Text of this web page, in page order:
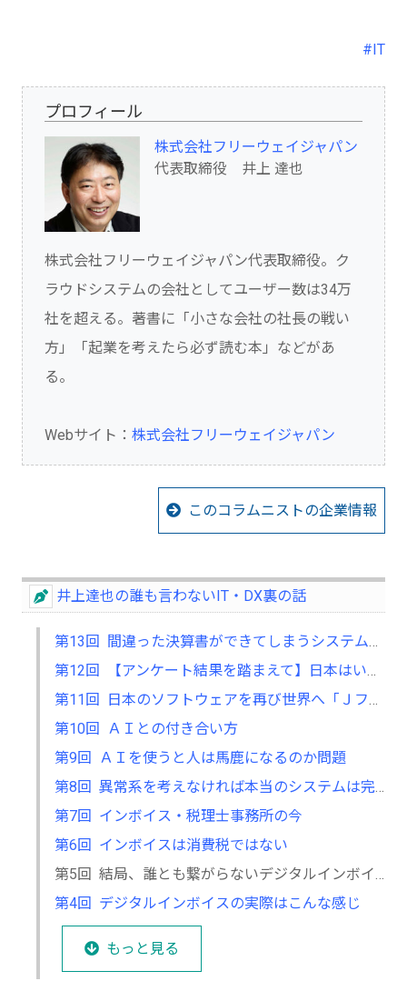
#IT
プロフィール
株式会社フリーウェイジャパン
代表取締役 井上 達也
株式会社フリーウェイジャパン代表取締役。ク
ラウドシステムの会社としてユーザー数は34万
社を超える。著書に「小さな会社の社長の戦い
方」「起業を考えたら必ず読む本」などがあ
る。
Webサイト： 株式会社フリーウェイジャパン
このコラムニストの企業情報
井上達也の誰も言わないIT・DX裏の話
第10回 ＡＩとの付き合い方
第9回 ＡＩを使うと人は馬鹿になるのか問題
第7回 インボイス・税理士事務所の今
第6回 インボイスは消費税ではない
第4回 デジタルインボイスの実際はこんな感じ
もっと見る